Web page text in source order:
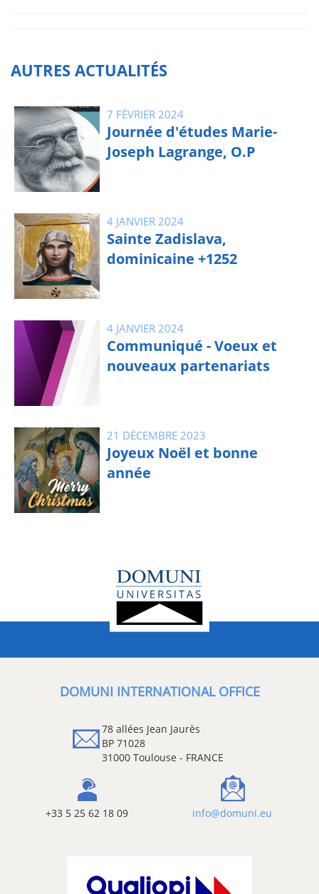
AUTRES ACTUALITÉS
7 FÉVRIER 2024
Journée d'études Marie-
Joseph Lagrange, O.P
4 JANVIER 2024
Sainte Zadislava,
dominicaine +1252
4 JANVIER 2024
Communiqué - Voeux et
nouveaux partenariats
21 DÉCEMBRE 2023
Joyeux Noël et bonne
année
DOMUNI INTERNATIONAL OFFICE
78 allées Jean Jaurès
BP 71028
31000 Toulouse - FRANCE
+33 5 25 62 18 09 info@domuni.eu